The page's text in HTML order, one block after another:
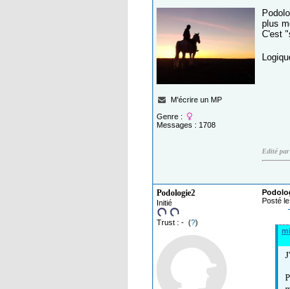
M'écrire un MP
Genre :
Messages : 1708
plus
C'est
Edité
Podologie2
Initié
Trust : - (?)
Posté